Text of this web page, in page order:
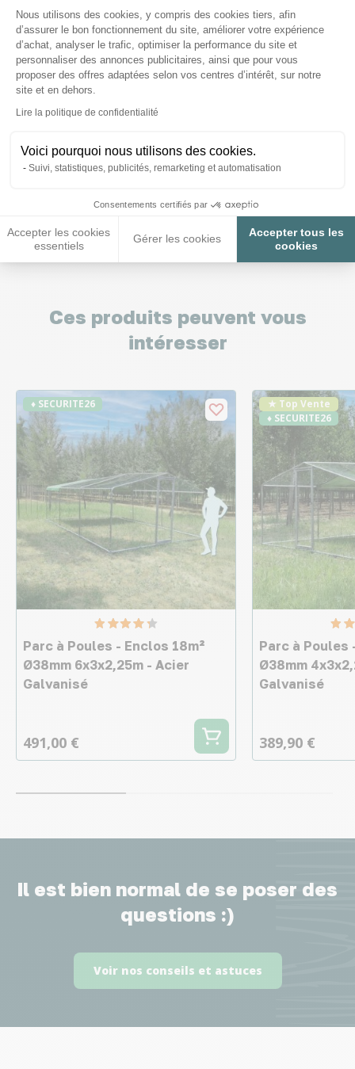
Plateforme de Gestion du
Nous utilisons des cookies, y compris des cookies tiers, afin
d’assurer le bon fonctionnement du site, améliorer votre expérience
d’achat, analyser le trafic, optimiser la performance du site et
personnaliser des annonces publicitaires, ainsi que pour vous
proposer des offres adaptées selon vos centres d’intérêt, sur notre
site et en dehors.
Lire la politique de confidentialité
Voici pourquoi nous utilisons des cookies.
Suivi, statistiques, publicités, remarketing et automatisation
Consentements certifiés par
Accepter les cookies
essentiels
Gérer les cookies
Accepter tous les
cookies
Axeptio consent
Conseils
questions ;)
Posez-nous vos questions
Ces produits peuvent vous
intéresser
♦ SECURITE26
Parc à Poules - Enclos 18m²
Ø38mm 6x3x2,25m - Acier
Galvanisé
491,00 €
★ Top Vente
♦ SECURITE26
Parc à Poules
Ø38mm
Galvanisé
389,90 €
Il est bien normal de se poser des
questions :)
Voir nos conseils et astuces